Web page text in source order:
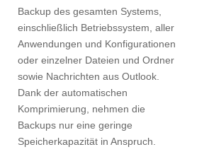
Backup des gesamten Systems,
einschließlich Betriebssystem, aller
Anwendungen und Konfigurationen
oder einzelner Dateien und Ordner
sowie Nachrichten aus Outlook.
Dank der automatischen
Komprimierung, nehmen die
Backups nur eine geringe
Speicherkapazität in Anspruch.